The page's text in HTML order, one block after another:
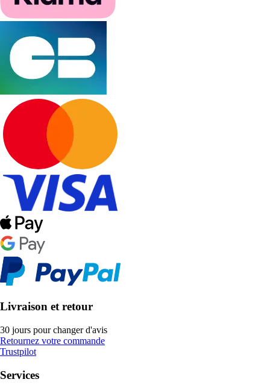
Livraison et retour
30 jours pour changer d'avis
Retournez votre commande
Trustpilot
Services